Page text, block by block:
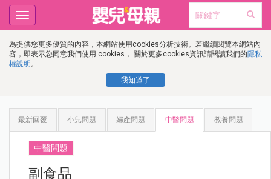
為提供您更多優質的內容，本網站使用cookies分析技術。若繼續閱覽本網站內
容，即表示您同意我們使用 cookies， 關於更多cookies資訊請閱讀我們的隱私
權說明 。
我知道了
Toggle
navigation
最新回覆 小兒問題 婦產問題 中醫問題 教養問題
中醫問題
副食品